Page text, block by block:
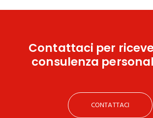
Contattaci per
consulenza
CONTATTACI